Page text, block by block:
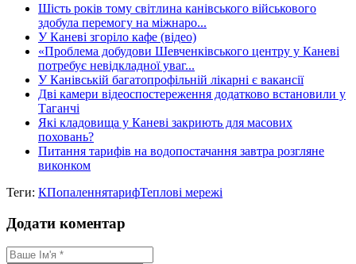
Шість років тому світлина канівського військового
здобула перемогу на міжнаро...
У Каневі згоріло кафе (відео)
«Проблема добудови Шевченківського центру у Каневі
потребує невідкладної уваг...
У Канівській багатопрофільній лікарні є вакансії
Дві камери відеоспостереження додатково встановили у
Таганчі
Які кладовища у Каневі закриють для масових
поховань?
Питання тарифів на водопостачання завтра розгляне
виконком
Теги: КПопаленнятарифТеплові мережі
Додати коментар